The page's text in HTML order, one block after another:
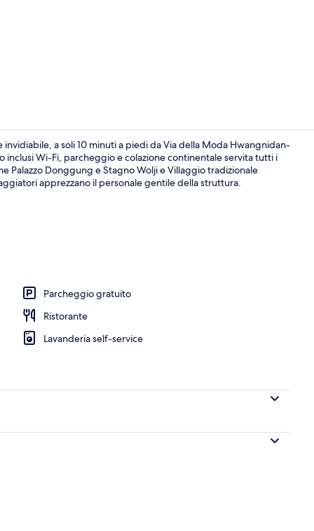
a soli 10 minuti a piedi da Via della Moda Hwangnidan-
inclusi Wi-Fi, parcheggio e colazione continentale servita tutti i
Palazzo Donggung e Stagno Wolji e Villaggio tradizionale
apprezzano il personale gentile della struttura.
Parcheggio gratuito
Ristorante
Lavanderia self-service